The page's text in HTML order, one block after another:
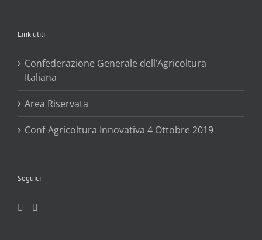
Link utili
Confederazione Generale dell’Agricoltura
Italiana
Area Riservata
Conf-Agricoltura Innovativa 4 Ottobre 2019
Seguici